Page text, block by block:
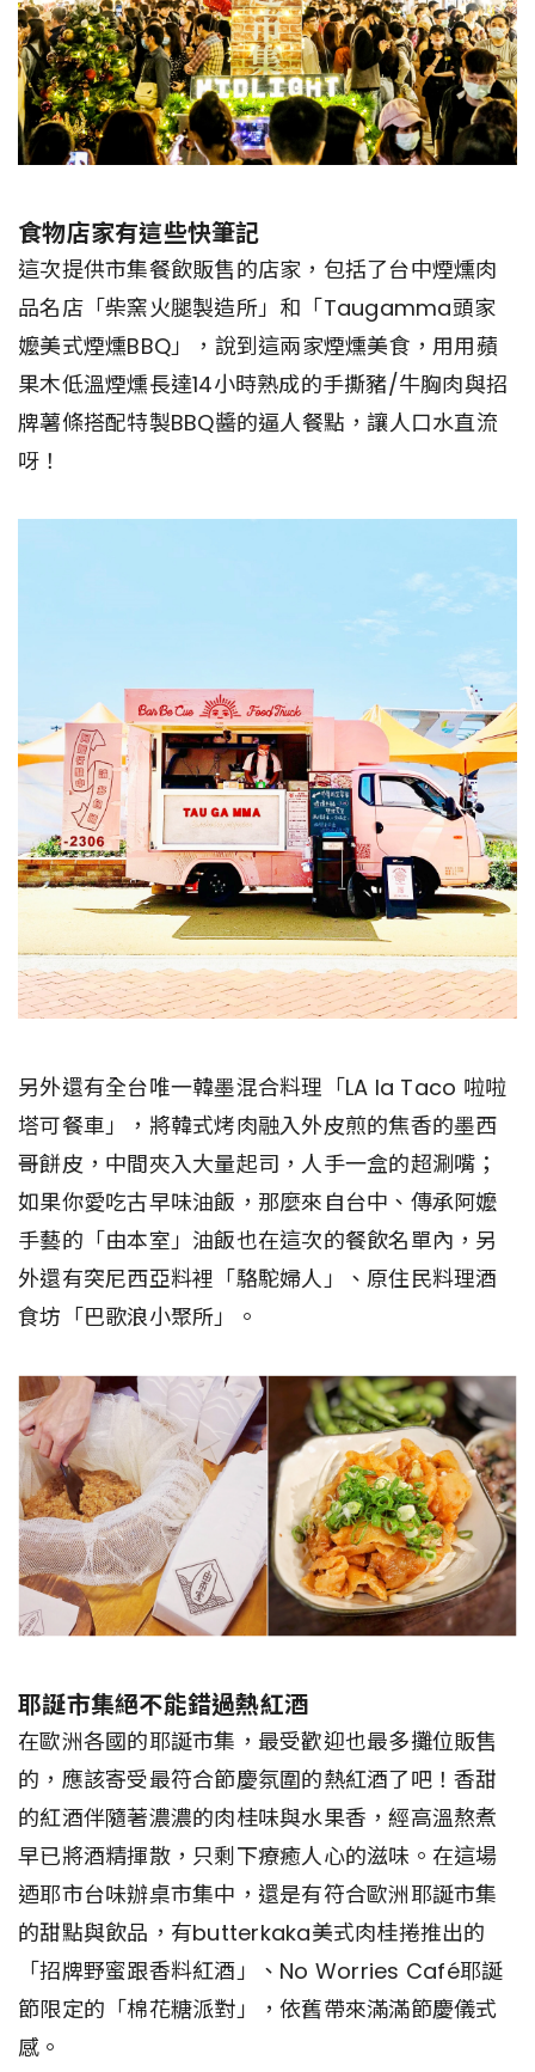
食物店家有這些快筆記
這次提供市集餐飲販售的店家，包括了台中煙燻肉
品名店「柴窯火腿製造所」和「Taugamma頭家
嬤美式煙燻BBQ」，說到這兩家煙燻美食，用用蘋
果木低溫煙燻長達14小時熟成的手撕豬/牛胸肉與招
牌薯條搭配特製BBQ醬的逼人餐點，讓人口水直流
呀！
另外還有全台唯一韓墨混合料理「LA la Taco 啦啦
塔可餐車」，將韓式烤肉融入外皮煎的焦香的墨西
哥餅皮，中間夾入大量起司，人手一盒的超涮嘴；
如果你愛吃古早味油飯，那麼來自台中、傳承阿嬤
手藝的「由本室」油飯也在這次的餐飲名單內，另
外還有突尼西亞料裡「駱駝婦人」、原住民料理酒
食坊「巴歌浪小聚所」。
耶誕市集絕不能錯過熱紅酒
在歐洲各國的耶誕市集，最受歡迎也最多攤位販售
的，應該寄受最符合節慶氛圍的熱紅酒了吧！香甜
的紅酒伴隨著濃濃的肉桂味與水果香，經高溫熬煮
早已將酒精揮散，只剩下療癒人心的滋味。在這場
迺耶市台味辦桌市集中，還是有符合歐洲耶誕市集
的甜點與飲品，有butterkaka美式肉桂捲推出的
「招牌野蜜跟香料紅酒」、No Worries Café耶誕
節限定的「棉花糖派對」，依舊帶來滿滿節慶儀式
感。